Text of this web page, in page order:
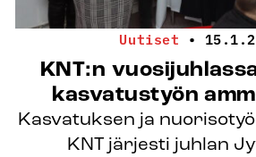
Uutiset •
KNT:n
kasvatustyön
Kasvatuksen ja
KNT järjesti juhlan